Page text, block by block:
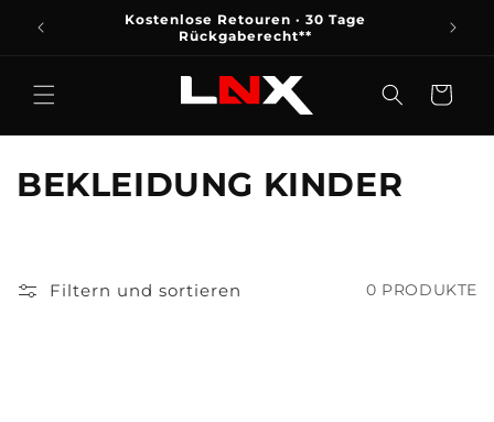
ZUM
Kostenlose Retouren · 30 Tage
Rückgaberecht**
Warenkorb
K
BEKLEIDUNG KINDER
Filtern und sortieren 0 PRODUKTE